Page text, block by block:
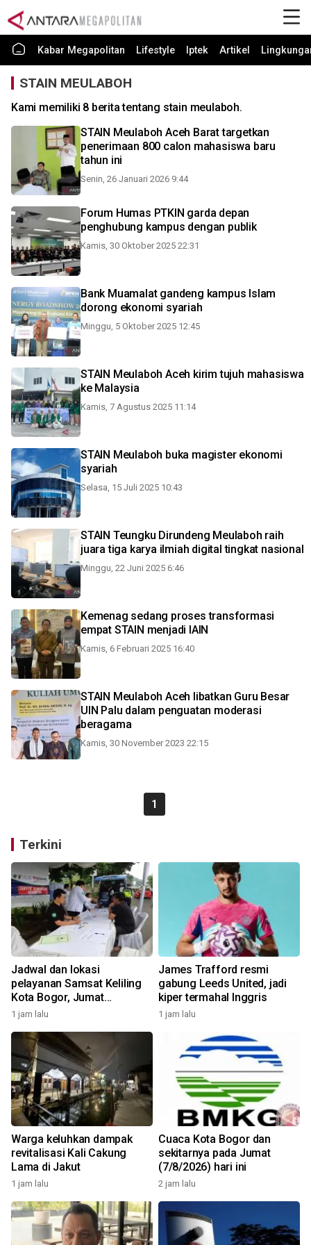
Kabar Megapolitan Lifestyle Iptek Artikel
STAIN MEULABOH
Kami memiliki 8 berita tentang stain meulaboh.
STAIN Meulaboh Aceh Barat targetkan
penerimaan 800 calon mahasiswa baru
tahun ini
Senin, 26 Januari 2026 9:44
Forum Humas PTKIN garda depan
penghubung kampus dengan publik
Kamis, 30 Oktober 2025 22:31
Bank Muamalat gandeng kampus Islam
dorong ekonomi syariah
Minggu, 5 Oktober 2025 12:45
STAIN Meulaboh Aceh kirim tujuh mahasiswa
ke Malaysia
Kamis, 7 Agustus 2025 11:14
STAIN Meulaboh buka magister ekonomi
syariah
Selasa, 15 Juli 2025 10:43
STAIN Teungku Dirundeng Meulaboh raih
juara tiga karya ilmiah digital tingkat nasional
Minggu, 22 Juni 2025 6:46
Kemenag sedang proses transformasi
empat STAIN menjadi IAIN
Kamis, 6 Februari 2025 16:40
STAIN Meulaboh Aceh libatkan Guru Besar
UIN Palu dalam penguatan moderasi
beragama
Kamis, 30 November 2023 22:15
1
Terkini
Jadwal dan lokasi
pelayanan Samsat Keliling
Kota Bogor, Jumat
(7/8/2026)
1 jam lalu
James Trafford resmi
gabung Leeds United, jadi
kiper termahal Inggris
1 jam lalu
Warga keluhkan dampak
revitalisasi Kali Cakung
Lama di Jakut
1 jam lalu
Cuaca Kota Bogor dan
sekitarnya pada Jumat
(7/8/2026) hari ini
2 jam lalu